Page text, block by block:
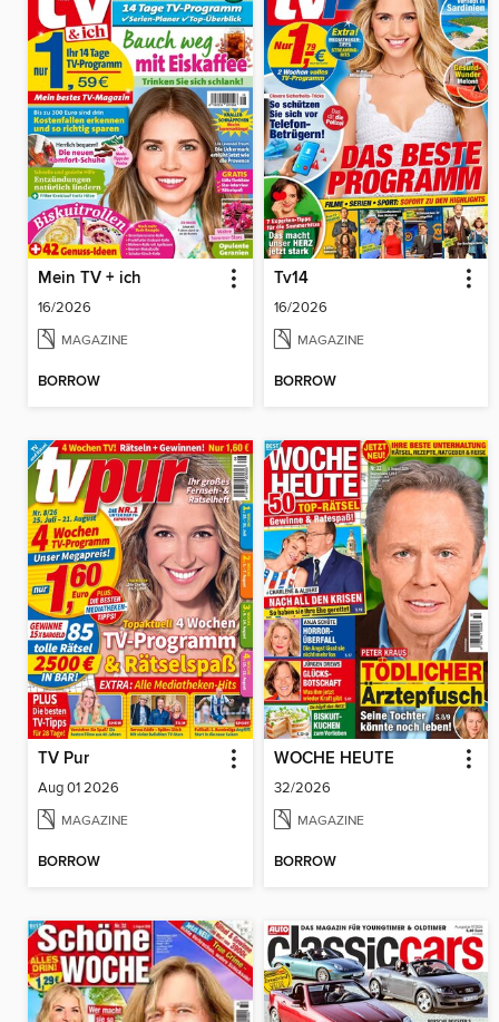
Mein TV + ich
16/2026
MAGAZINE
BORROW
Tv14
16/2026
MAGAZINE
BORROW
TV Pur
Aug 01 2026
MAGAZINE
BORROW
WOCHE HEUTE
32/2026
MAGAZINE
BORROW